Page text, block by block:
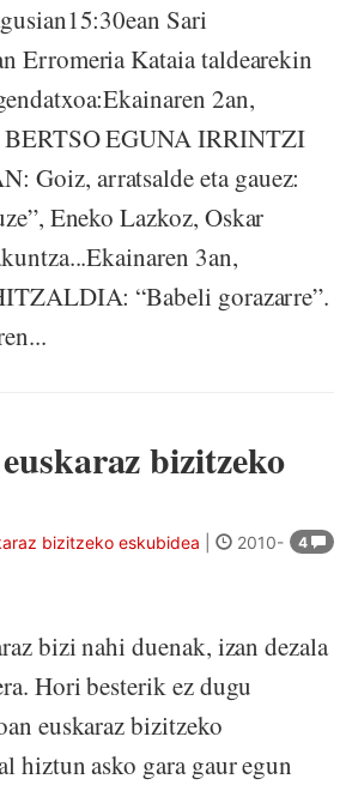
Sari
Erromeria Kataia taldearekin
2an,
BERTSO EGUNA IRRINTZI
Goiz, arratsalde eta gauez:
Eneko Lazkoz, Oskar
3an,
“Babeli gorazarre”.
bizitzeko
4
bizitzeko eskubidea
2010-
bizi nahi duenak, izan dezala
Hori besterik ez dugu
euskaraz bizitzeko
hiztun asko gara gaur egun